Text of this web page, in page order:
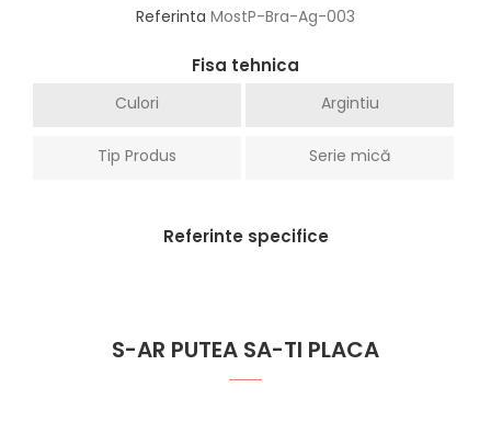
Referinta MostP-Bra-Ag-003
Fisa tehnica
Culori Argintiu
Tip Produs Serie mică
Referinte specifice
S-AR PUTEA SA-TI PLACA